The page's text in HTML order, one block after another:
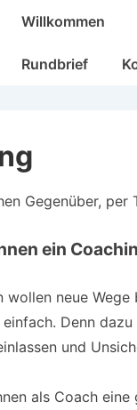
Hauptnavigation
Willkommen
Rundbrief
Gegenüber, per
ein
wollen neue
Denn
und
als Coach